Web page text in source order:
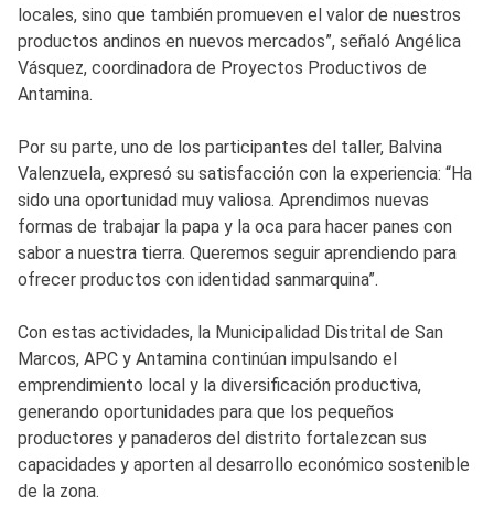
locales, sino que también promueven el valor de nuestros
productos andinos en nuevos mercados”, señaló Angélica
Vásquez, coordinadora de Proyectos Productivos de
Antamina.
Por su parte, uno de los participantes del taller, Balvina
Valenzuela, expresó su satisfacción con la experiencia: “Ha
sido una oportunidad muy valiosa. Aprendimos nuevas
formas de trabajar la papa y la oca para hacer panes con
sabor a nuestra tierra. Queremos seguir aprendiendo para
ofrecer productos con identidad sanmarquina”.
Con estas actividades, la Municipalidad Distrital de San
Marcos, APC y Antamina continúan impulsando el
emprendimiento local y la diversificación productiva,
generando oportunidades para que los pequeños
productores y panaderos del distrito fortalezcan sus
capacidades y aporten al desarrollo económico sostenible
de la zona.